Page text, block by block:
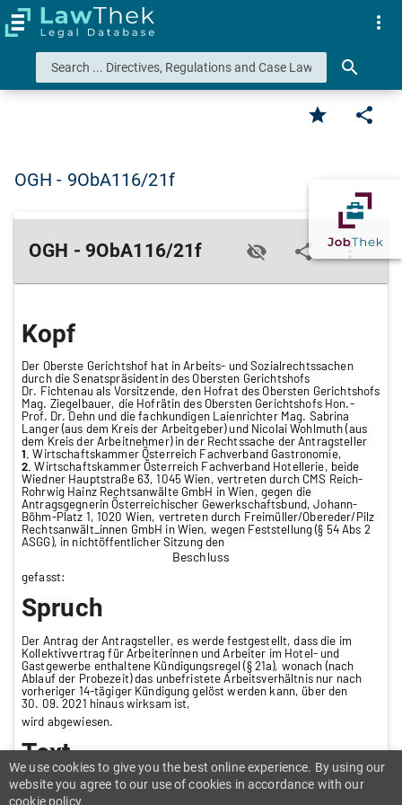
search
more_vert
star share
OGH - 9ObA116/21f
OGH - 9ObA116/21f visibility_off share more_vert
Kopf
Der Oberste Gerichtshof hat in Arbeits- und Sozialrechtssachen
durch die Senatspräsidentin des Obersten Gerichtshofs
Dr. Fichtenau als Vorsitzende, den Hofrat des Obersten Gerichtshofs
Mag. Ziegelbauer, die Hofrätin des Obersten Gerichtshofs Hon.-
Prof. Dr. Dehn und die fachkundigen Laienrichter Mag. Sabrina
Langer (aus dem Kreis der Arbeitgeber) und Nicolai Wohlmuth (aus
dem Kreis der Arbeitnehmer) in der Rechtssache der Antragsteller
1.Wirtschaftskammer Österreich Fachverband Gastronomie,
2.Wirtschaftskammer Österreich Fachverband Hotellerie, beide
Wiedner Hauptstraße 63, 1045 Wien, vertreten durch CMS Reich-
Rohrwig Hainz Rechtsanwälte GmbH in Wien, gegen die
Antragsgegnerin Österreichischer Gewerkschaftsbund, Johann-
Böhm-Platz 1, 1020 Wien, vertreten durch Freimüller/Obereder/Pilz
Rechtsanwält_innen GmbH in Wien, wegen Feststellung (§ 54 Abs 2
ASGG), in nichtöffentlicher Sitzung den
Beschluss
gefasst:
Spruch
Der Antrag der Antragsteller, es werde festgestellt,dass die im
Kollektivvertrag für Arbeiterinnen und Arbeiter im Hotel- und
Gastgewerbe enthaltene Kündigungsregel (§ 21a), wonach (nach
Ablauf der Probezeit) das unbefristete Arbeitsverhältnis nur nach
vorheriger 14-tägiger Kündigung gelöst werden kann, über den
30. 09. 2021 hinaus wirksam ist,
wird abgewiesen.
Text
Begründung:
We use cookies to give you the best online experience. By using our
website you agree to our use of cookies in accordance with our
cookie policy.